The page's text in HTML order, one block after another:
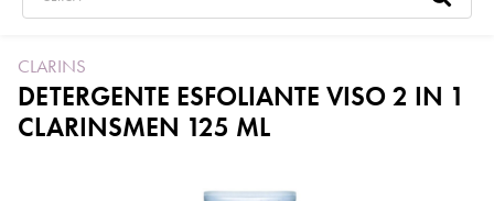
CLARINS
DETERGENTE ESFOLIANTE VISO 2 IN 1
CLARINSMEN 125 ML